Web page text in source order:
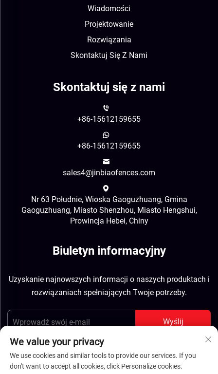
Wiadomości
Projektowanie
Rozwiązania
Skontaktuj Się Z Nami
Skontaktuj się z nami
+86-15612159655
+86-15612159655
sales4@jinbiaofences.com
Nr 63 Południe, Wioska Gaoguzhuang, Gmina
Gaoguzhuang, Miasto Shenzhou, Miasto Hengshui,
Prowincja Hebei, Chiny
Biuletyn informacyjny
Uzyskanie najnowszych informacji o naszych produktach i
rozwiązaniach spełniających Twoje potrzeby.
Wyślij
We value your privacy
We use cookies and similar tools to provide our services. If you
don't want to accept all cookies, click Personalize cookies.